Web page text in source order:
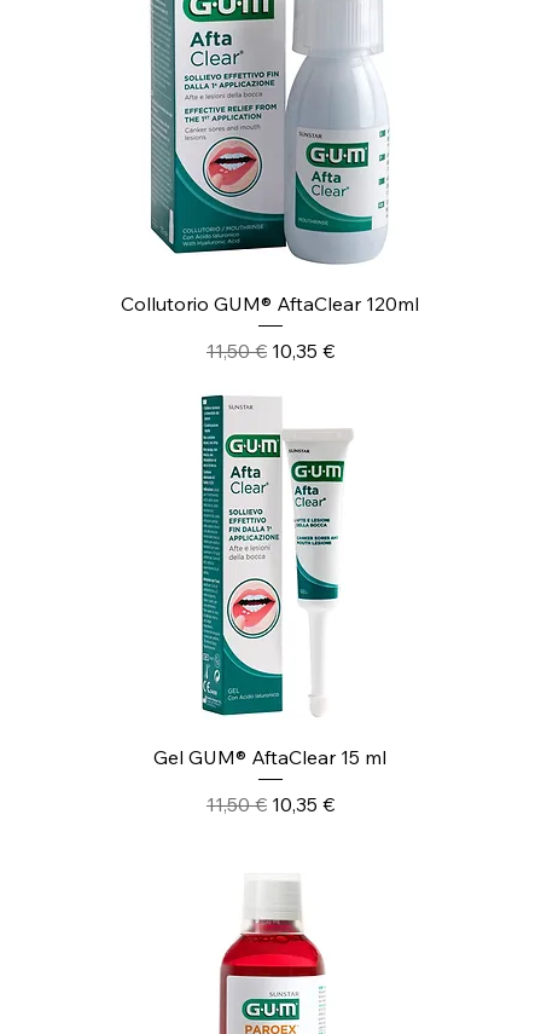
Collutorio GUM® AftaClear 120ml
Prezzo regolare
11,50 € Prezzo scontato
10,35 €
Gel GUM® AftaClear 15 ml
Prezzo regolare
11,50 € Prezzo scontato
10,35 €